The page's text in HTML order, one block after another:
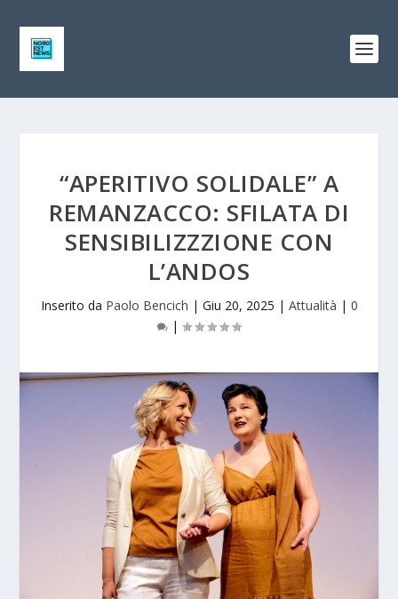
“APERITIVO SOLIDALE” A
REMANZACCO: SFILATA DI
SENSIBILIZZZIONE CON
L’ANDOS
Inserito da Paolo Bencich | Giu 20, 2025 | Attualità | 0
|